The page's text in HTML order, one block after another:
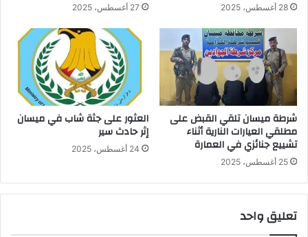
28 أغسطس، 2025 27 أغسطس، 2025
شرطة ميسان تلقي القبض على
مطلقي العيارات النارية أثناء
تشييع جنائزي في العمارة
25 أغسطس، 2025
العثور على جثة شاب في ميسان
إثر حادث سير
24 أغسطس، 2025
تعليق واحد